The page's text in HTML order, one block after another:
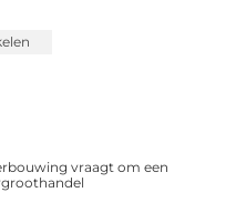
vraagt om een